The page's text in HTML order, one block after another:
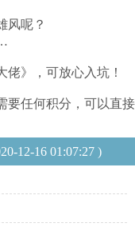
风呢？
》，可放心入坑！
要任何积分，可以直接
12-16 01:07:27 )